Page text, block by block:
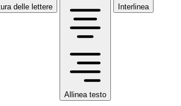
delle lettere
Allinea testo
Interlinea